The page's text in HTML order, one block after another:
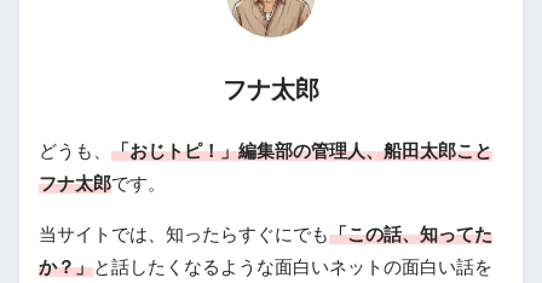
フナ太郎
どうも、 「おじトピ！」編集部の管理人、船田太郎こと
フナ太郎です。
当サイトでは、知ったらすぐにでも「この話、知ってた
か？」と話したくなるような面白いネットの面白い話を